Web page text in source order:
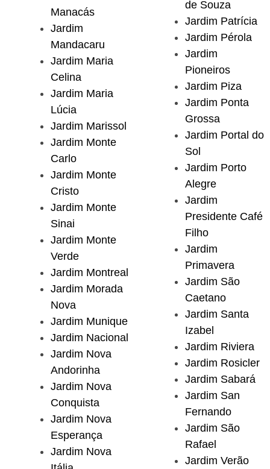
Manacás
Jardim
Mandacaru
Jardim Maria
Celina
Jardim Maria
Lúcia
Jardim Marissol
Jardim Monte
Carlo
Jardim Monte
Cristo
Jardim Monte
Sinai
Jardim Monte
Verde
Jardim Montreal
Jardim Morada
Nova
Jardim Munique
Jardim Nacional
Jardim Nova
Andorinha
Jardim Nova
Conquista
Jardim Nova
Esperança
Jardim Nova
de Souza
Jardim Patrícia
Jardim Pérola
Jardim
Pioneiros
Jardim Piza
Jardim Ponta
Grossa
Jardim Portal do
Sol
Jardim Porto
Alegre
Jardim
Presidente Café
Filho
Jardim
Primavera
Jardim São
Caetano
Jardim Santa
Izabel
Jardim Riviera
Jardim Rosicler
Jardim Sabará
Jardim San
Fernando
Jardim São
Rafael
Jardim Verão